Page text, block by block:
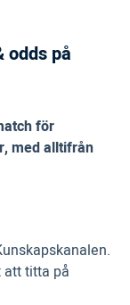
odds på
för
med alltifrån
att titta på